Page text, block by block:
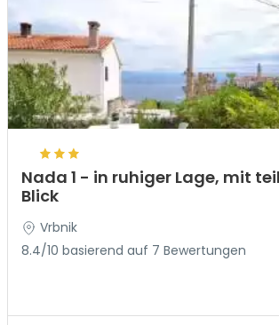
Nada 1 - in ruhiger Lage, mit
Blick
Vrbnik
8.4/10 basierend auf 7 Bewertungen